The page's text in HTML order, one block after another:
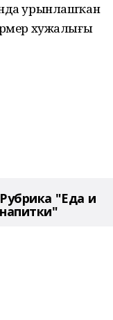
урынлашҡан
хужалығы
Рубрика "Еда и
напитки"